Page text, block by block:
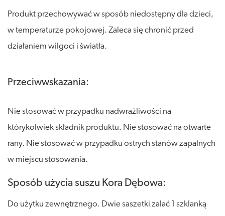
Produkt przechowywać w sposób niedostępny dla dzieci,
w temperaturze pokojowej. Zaleca się chronić przed
działaniem wilgoci i światła.
Przeciwwskazania:
Nie stosować w przypadku nadwrażliwości na
którykolwiek składnik produktu. Nie stosować na otwarte
rany. Nie stosować w przypadku ostrych stanów zapalnych
w miejscu stosowania.
Sposób użycia suszu Kora Dębowa:
Do użytku zewnętrznego. Dwie saszetki zalać 1 szklanką